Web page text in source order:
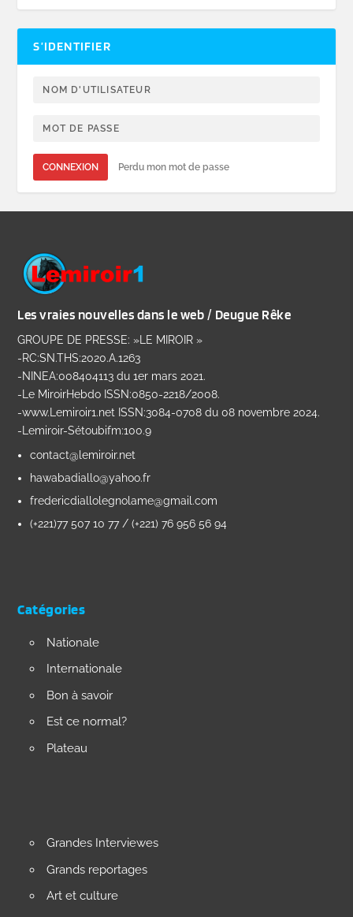
S’IDENTIFIER
CONNEXION Perdu mon mot de passe
Les vraies nouvelles dans le web / Deugue Rêke
GROUPE DE PRESSE: »LE MIROIR »
-RC:SN.THS:2020.A.1263
-NINEA:008404113 du 1er mars 2021.
-Le MiroirHebdo ISSN:0850-2218/2008.
-www.Lemiroir1.net ISSN:3084-0708 du 08 novembre 2024.
-Lemiroir-Sétoubifm:100.9
contact@lemiroir.net
hawabadiallo@yahoo.fr
fredericdiallolegnolame@gmail.com
(+221)77 507 10 77 / (+221) 76 956 56 94
Catégories
Nationale
Internationale
Bon à savoir
Est ce normal?
Plateau
Grandes Interviewes
Grands reportages
Art et culture